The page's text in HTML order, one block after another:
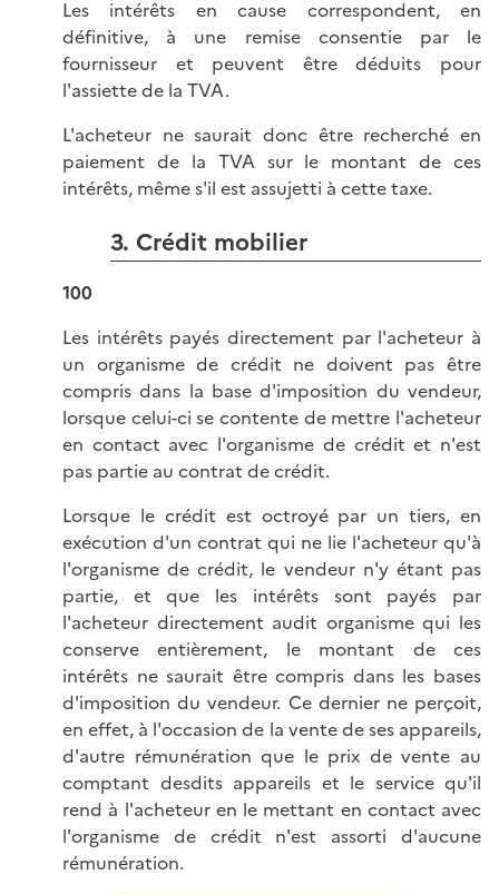
Les intérêts en cause correspondent, en
définitive, à une remise consentie par le
fournisseur et peuvent être déduits pour
l'assiette de la TVA.
L'acheteur ne saurait donc être recherché en
paiement de la TVA sur le montant de ces
intérêts, même s'il est assujetti à cette taxe.
3. Crédit mobilier
100
Les intérêts payés directement par l'acheteur à
un organisme de crédit ne doivent pas être
compris dans la base d'imposition du vendeur,
lorsque celui-ci se contente de mettre l'acheteur
en contact avec l'organisme de crédit et n'est
pas partie au contrat de crédit.
Lorsque le crédit est octroyé par un tiers, en
exécution d'un contrat qui ne lie l'acheteur qu'à
l'organisme de crédit, le vendeur n'y étant pas
partie, et que les intérêts sont payés par
l'acheteur directement audit organisme qui les
conserve entièrement, le montant de ces
intérêts ne saurait être compris dans les bases
d'imposition du vendeur. Ce dernier ne perçoit,
en effet, à l'occasion de la vente de ses appareils,
d'autre rémunération que le prix de vente au
comptant desdits appareils et le service qu'il
rend à l'acheteur en le mettant en contact avec
l'organisme de crédit n'est assorti d'aucune
rémunération.